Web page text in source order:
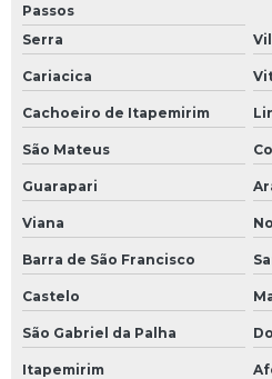
Passos
Serra
Cariacica
Cachoeiro de Itapemirim
São Mateus
Guarapari
Viana
Barra de São Francisco
Castelo
São Gabriel da Palha
Itapemirim